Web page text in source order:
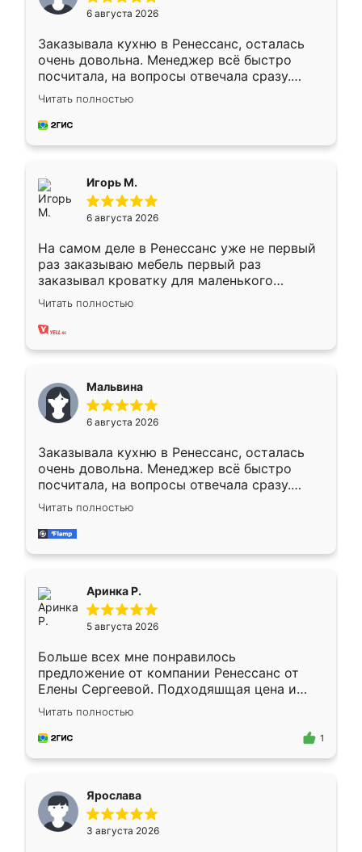
6 августа 2026
Заказывала кухню в Ренессанс, осталась
очень довольна. Менеджер всё быстро
посчитала, на вопросы отвечала сразу.
Замерщик приехал в субботу, подошёл к
делу со всей ответственностью. Собрали
за день, ребята работали аккуратно, даже
Читать полностью
Игорь М.
6 августа 2026
На самом деле в Ренессанс уже не первый
раз заказываю мебель первый раз
заказывал кроватку для маленького
ребёнка при его рождении ,во второй раз
заказал шкаф-купе. По качеству очень
хорошее сборка достаточно быстрая,
меньше, здесь же он более разнообразный.
Мне нравится ,если что-то потребуется из
мебели буду заказывать только здесь.
Читать полностью
Мальвина
6 августа 2026
Заказывала кухню в Ренессанс, осталась
очень довольна. Менеджер всё быстро
посчитала, на вопросы отвечала сразу.
Замерщик приехал в субботу, подошёл к
делу со всей ответственностью. Собрали
за день, ребята работали аккуратно, даже
Читать полностью
Аринка Р.
5 августа 2026
Больше всех мне понравилось
предложение от компании Ренессанс от
Елены Сергеевой. Подходяшщая цена и
короткие сроки изготовления. Приехавший
для замера сотрудник Владислав
предложил по моему эскизу самый
Читать полностью
1
Ярослава
3 августа 2026